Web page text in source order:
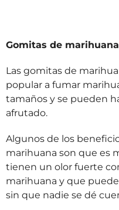
Gomitas de
Las gomitas de
popular a fumar
tamaños y se pueden
afrutado.
Algunos de los
marihuana son que es
tienen un olor fuerte
marihuana y que
sin que nadie se dé